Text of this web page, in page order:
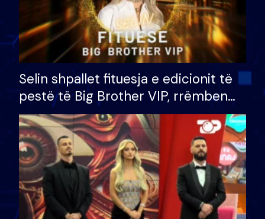
Selin shpallet fituesja e edicionit të
pestë të Big Brother VIP, rrëmben
çmimin e madh prej 100 mijë eurosh